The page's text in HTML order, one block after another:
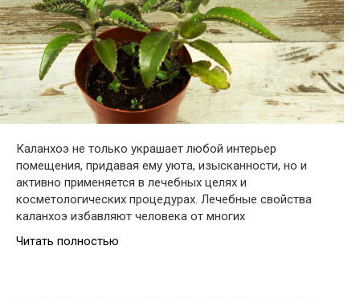
Каланхоэ не только украшает любой интерьер
помещения, придавая ему уюта, изысканности, но и
активно применяется в лечебных целях и
косметологических процедурах. Лечебные свойства
каланхоэ избавляют человека от многих
Читать полностью